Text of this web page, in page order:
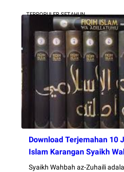
TERPOPULER SETAHUN
Download Terjemahan 10
Islam Karangan Syaikh
Syaikh Wahbah az-Zuhaili